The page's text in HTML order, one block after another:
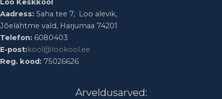
Loo Keskkool
Aadress: Saha tee 7, Loo alevik,
Jõelähtme vald, Harjumaa 74201
Telefon: 6080403
E-post:kool@lookool.ee
Reg. kood: 75026626
Arveldusarved: